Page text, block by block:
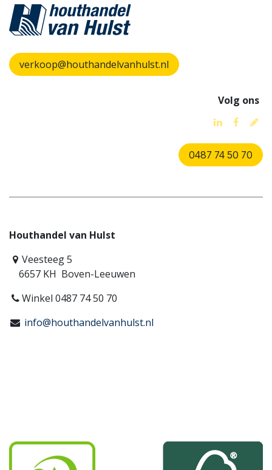
verkoop@houthandelvanhulst.nl
Volg ons
0487 74 50 70
Houthandel van Hulst
Veesteeg 5
6657 KH Boven-Leeuwen
Winkel 0487 74 50 70
info@houthandelvanhulst.nl